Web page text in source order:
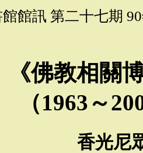
館訊 第二十七期
《佛教相關
（1963～
香光尼